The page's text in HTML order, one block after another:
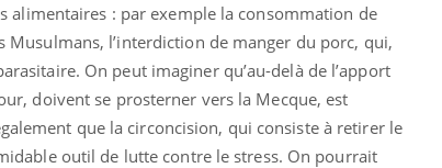
alimentaires : par exemple la consommation de
Musulmans, l’interdiction de manger du porc, qui,
On peut imaginer qu’au-delà de l’apport
doivent se prosterner vers la Mecque, est
que la circoncision, qui consiste à retirer le
outil de lutte contre le stress. On pourrait